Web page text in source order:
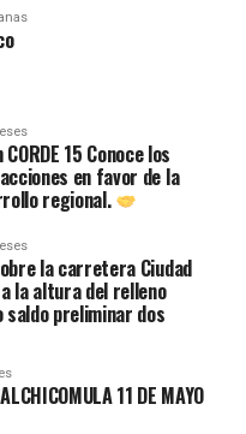
15 Conoce los
en favor de la
regional.
la carretera Ciudad
la altura del relleno
preliminar dos
11 DE MAYO